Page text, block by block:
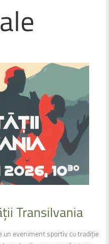
Transilvania
un eveniment sportiv cu tradiție